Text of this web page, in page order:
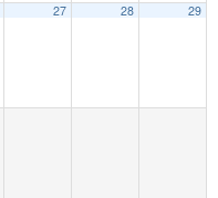
27 28 29